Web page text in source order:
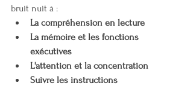
bruit nuit à :
La compréhension en lecture
La mémoire et les fonctions
exécutives
L'attention et la concentration
Suivre les instructions